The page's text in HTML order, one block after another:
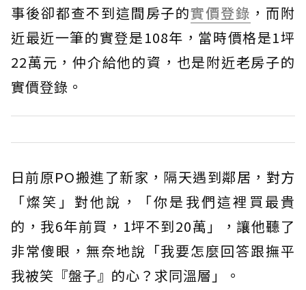
事後卻都查不到這間房子的實價登錄 ，而附
近最近一筆的實登是108年，當時價格是1坪
22萬元，仲介給他的資，也是附近老房子的
實價登錄。
日前原PO搬進了新家，隔天遇到鄰居，對方
「燦笑」對他說，「你是我們這裡買最貴
的，我6年前買，1坪不到20萬」，讓他聽了
非常傻眼，無奈地說「我要怎麼回答跟撫平
我被笑『盤子』的心？求同溫層」。